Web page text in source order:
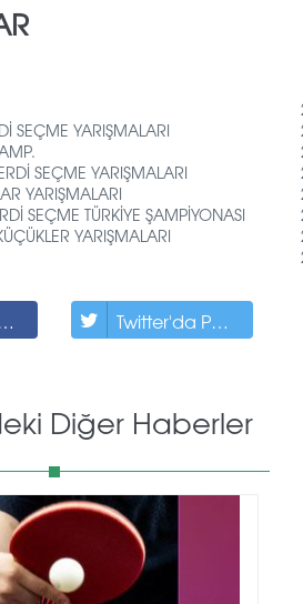
SEÇME YARIŞMALARI
SEÇME YARIŞMALARI
YARIŞMALARI
SEÇME TÜRKİYE ŞAMPİYONASI
YARIŞMALARI
Twitter'da Paylaş
Diğer Haberler